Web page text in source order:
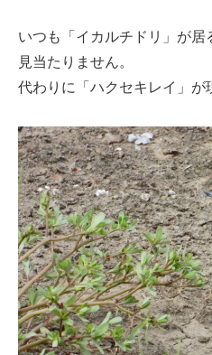
いつも「イカルチドリ」が居
見当たりません。
代わりに「ハクセキレイ」が